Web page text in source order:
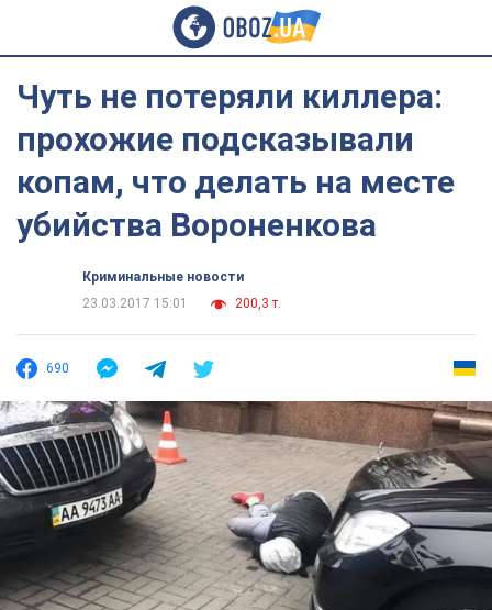
Чуть не потеряли киллера:
прохожие подсказывали
копам, что делать на месте
убийства Вороненкова
Криминальные новости
23.03.2017 15:01
200,3 т.
690